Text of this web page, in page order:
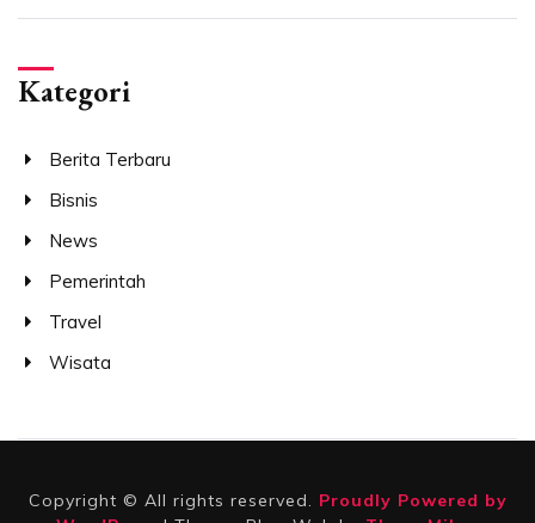
Kategori
Berita Terbaru
Bisnis
News
Pemerintah
Travel
Wisata
Copyright © All rights reserved. Proudly Powered by